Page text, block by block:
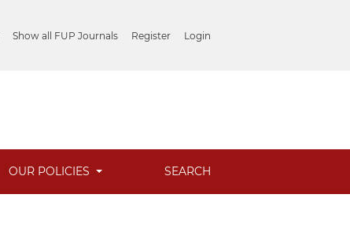
Show all FUP Journals Register Login
OUR POLICIES SEARCH